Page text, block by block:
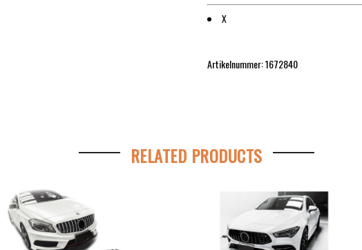
X
Artikelnummer: 1672840
RELATED PRODUCTS